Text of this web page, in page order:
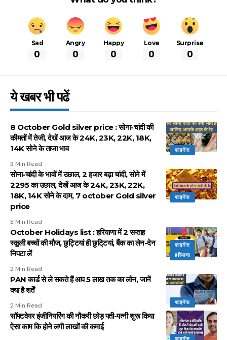
Sad
0
Angry
0
Happy
0
Love
0
Surprise
0
ये खबर भी पढें
फाइनेंस
8 October Gold silver price : सोना-चांदी की
कीमतों में तेजी, देखें आज के 24K, 23K, 22K, 18K,
14K सोने के ताजा भाव
3 Min Read
फाइनेंस
सोना-चांदी के भावों में उछाल, 2 हजार बढ़ा चांदी, सोने में
2295 का उछाल, देखें आज के 24K, 23K, 22K,
18K, 14K सोने के दाम, 7 october Gold silver
price
3 Min Read
फाइनेंस
हरियाणा
October Holidays list : हरियाणा में 2 सप्ताह
स्कूली बच्चों की मौज, छुट्टियां ही छुटि्टयां, बैंक का लेन-देन
निपटा लें
2 Min Read
फाइनेंस
PAN कार्ड से ले सकते हैं आप ₹5 लाख तक का लोन, जानें
क्या है शर्तें
2 Min Read
सॉफ्टवेयर इंजीनियरिंग की नौकरी छोड़ पती-पत्नी शुरू किया
ऐसा काम कि होने लगी लाखों की कमाई